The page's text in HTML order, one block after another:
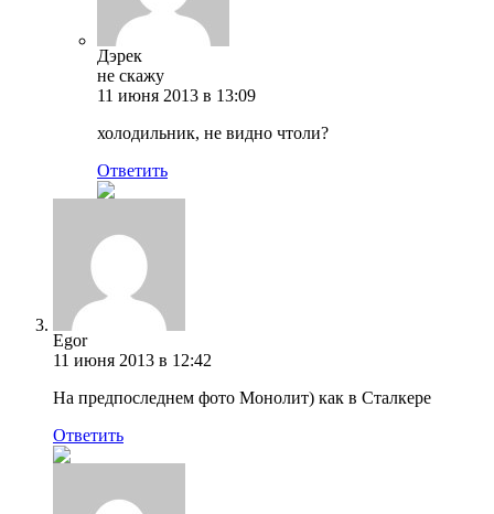
Дэрек
не скажу
11 июня 2013 в 13:09
холодильник, не видно чтоли?
Ответить
Egor
11 июня 2013 в 12:42
На предпоследнем фото Монолит) как в Сталкере
Ответить